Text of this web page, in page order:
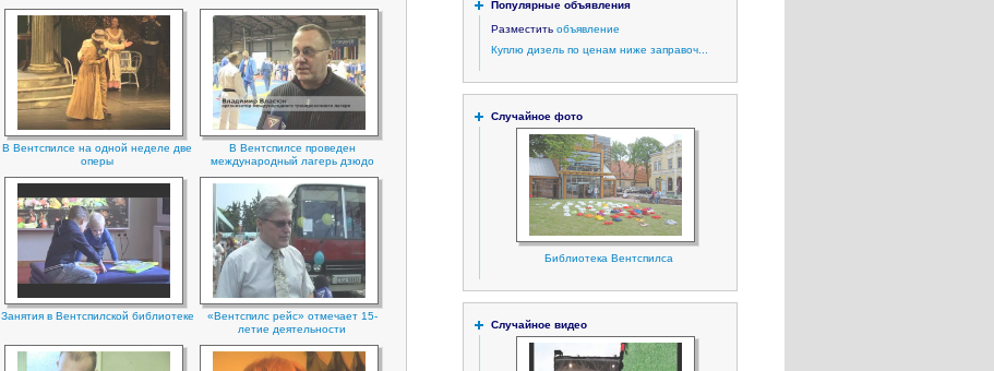
В Вентспилсе на одной неделе две
оперы
В Вентспилсе проведен
международный лагерь дзюдо
Занятия в Вентспилской библиотеке
«Вентспилс рейс» отмечает 15-
летие деятельности
Популярные объявления
Разместить объявление
Куплю дизель по ценам ниже заправоч...
Случайное фото
Библиотека Вентспилса
Случайное видео